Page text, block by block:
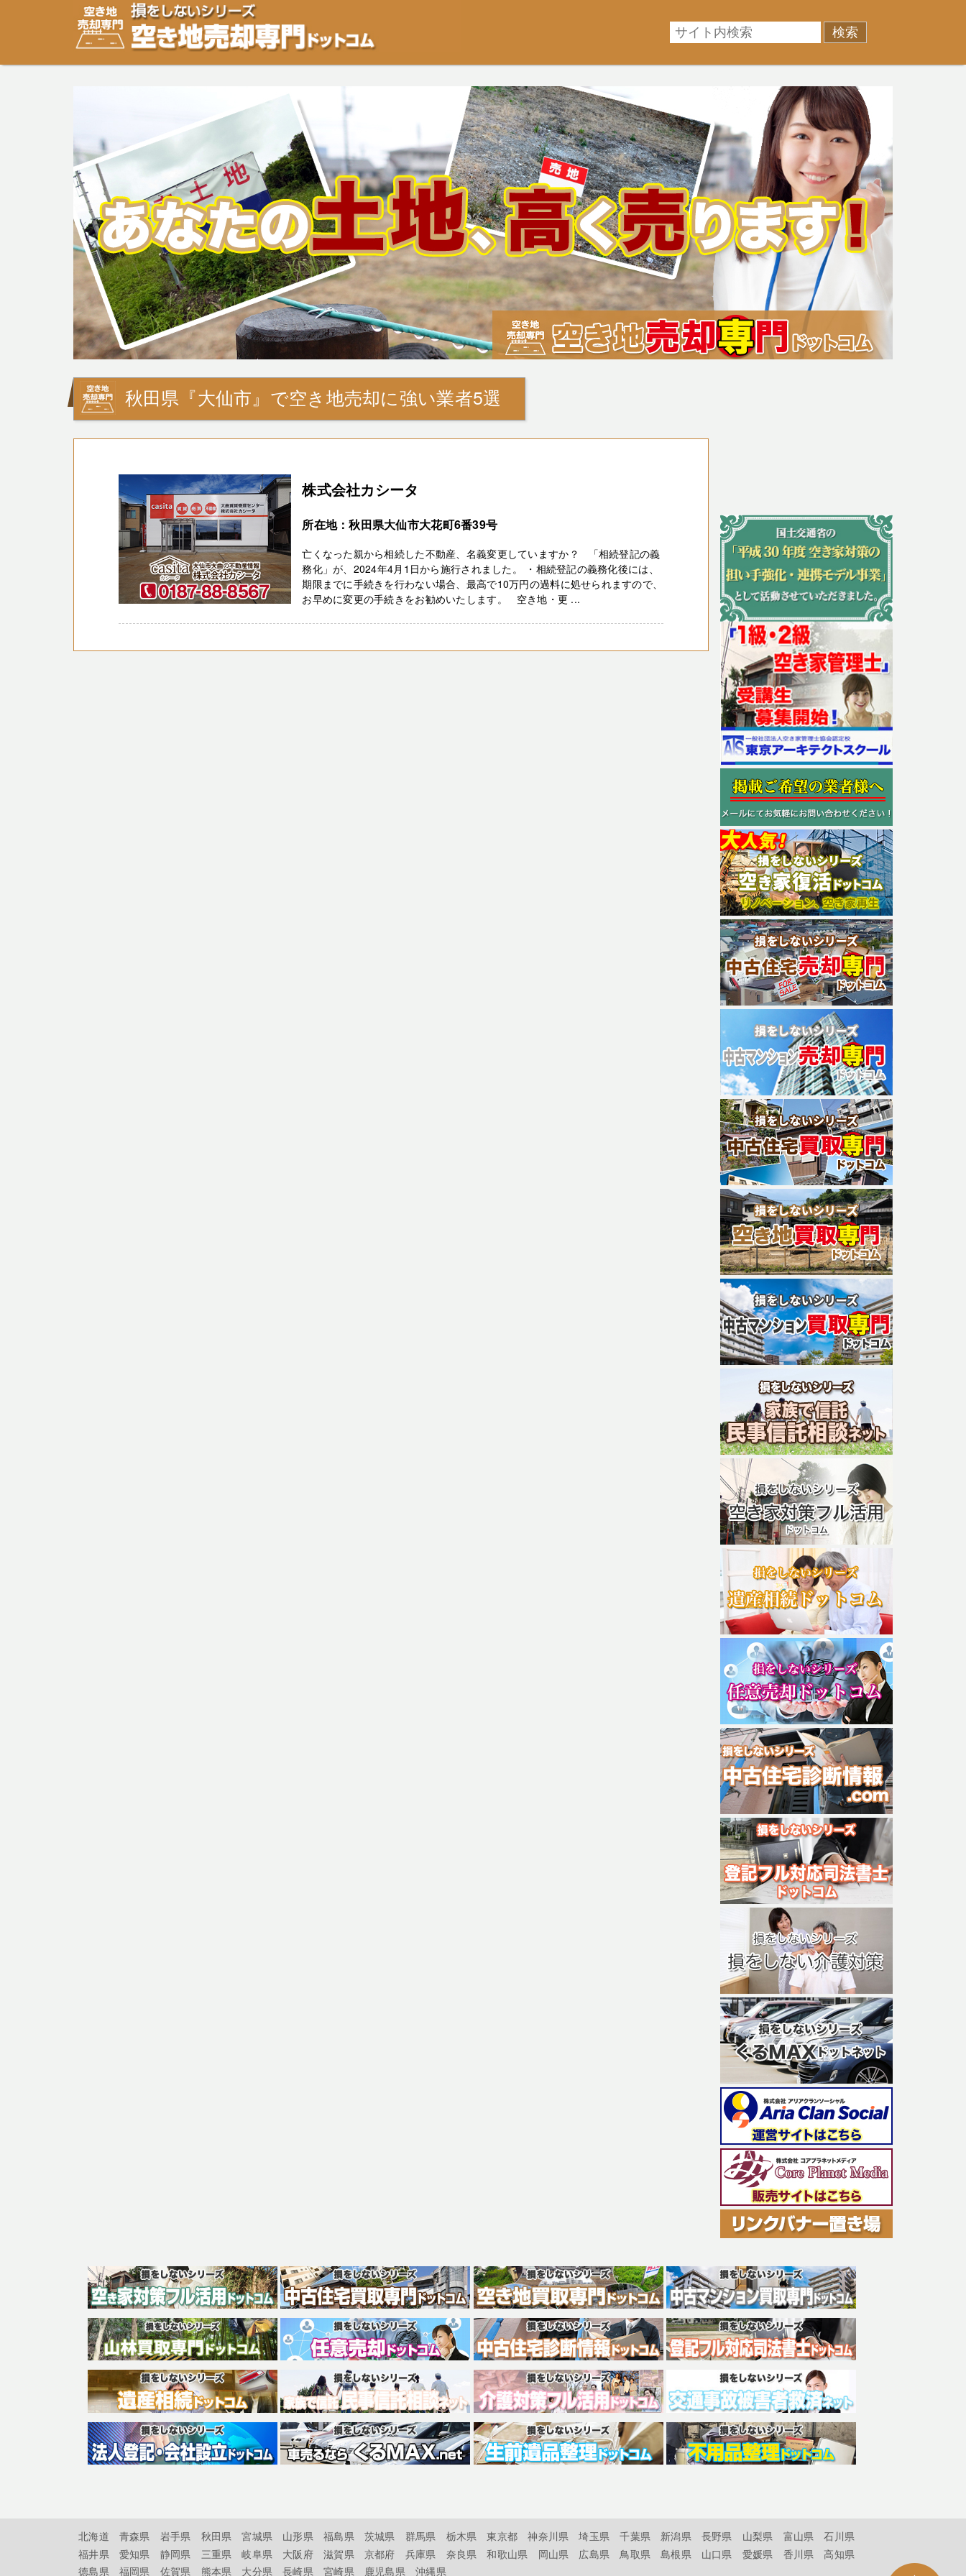
空き地・土地の「売却」は「個人」の方々が、「買取」は不動産や開発等の「業者」が物件を買います。一般的に「売却」は時間はかかるが相場に準じた売却金額、「買取」は短期ではあるが相場よ
り安めの売却金額と言われています。空き地・土地の売却をご検討中の方はお気軽にご相談ください。空き地・土地、相続不動産など、不動産売却のお悩みを全国の専門家が解決致します！
秋田県『大仙市』で空き地売却に強い業者5選
株式会社カシータ
所在地：秋田県大仙市大花町6番39号
亡くなった親から相続した不動産、名義変更していますか？ 「相続登記の義
務化」が、2024年4月1日から施行されました。 ・相続登記の義務化後には、
期限までに手続きを行わない場合、最高で10万円の過料に処せられますので、
お早めに変更の手続きをお勧めいたします。 空き地・更 ...
北海道 青森県 岩手県 秋田県 宮城県 山形県 福島県 茨城県 群馬県 栃木県 東京都 神奈川県 埼玉県 千葉県 新潟県 長野県 山梨県 富山県
石川県
福井県
愛知県 静岡県 三重県 岐阜県 大阪府 滋賀県 京都府 兵庫県 奈良県 和歌山県 岡山県 広島県 鳥取県 島根県 山口県 愛媛県 香川県
高知県
徳島県
福岡県 佐賀県 熊本県 大分県 長崎県 宮崎県 鹿児島県 沖縄県